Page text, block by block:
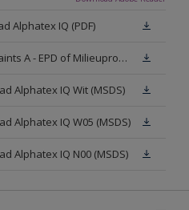
Alphatex IQ (PDF)
Sikkens Exterior Wall Paints A - EPD of Milieuproductverklaring
Alphatex IQ Wit (MSDS)
Alphatex IQ W05 (MSDS)
Alphatex IQ N00 (MSDS)